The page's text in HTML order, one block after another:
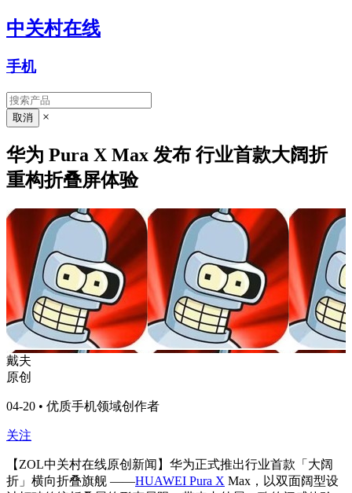
中关村在线
手机
×
华为 Pura X Max 发布 行业首款大阔折
重构折叠屏体验
戴夫
原创
04-20 • 优质手机领域创作者
关注
【ZOL中关村在线原创新闻】华为正式推出行业首款「大阔
折」横向折叠旗舰 ——HUAWEI Pura X Max，以双面阔型设